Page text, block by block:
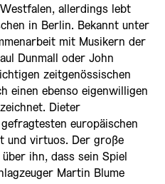
allerdings lebt
in Berlin. Bekannt unter
mit Musikern der
Dunmall oder John
zeitgenössischen
einen ebenso eigenwilligen
Dieter
europäischen
und virtuos. Der große
ihn, dass sein Spiel
Martin Blume